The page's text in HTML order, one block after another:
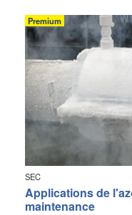
Premium
SEC
Applications de
maintenance